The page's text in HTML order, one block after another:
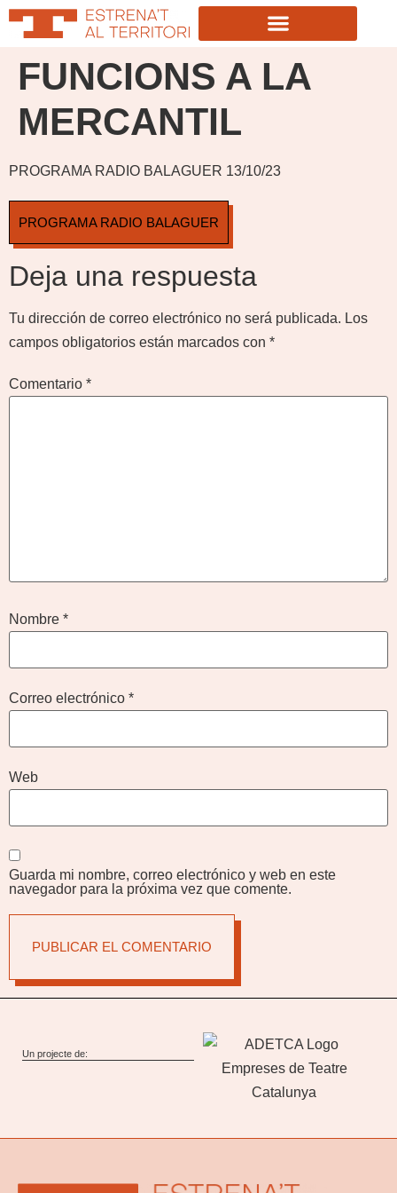
FUNCIONS A LA
MERCANTIL
PROGRAMA RADIO BALAGUER 13/10/23
PROGRAMA RADIO BALAGUER
Deja una respuesta
Tu dirección de correo electrónico no será publicada. Los
campos obligatorios están marcados con *
Comentario *
Nombre *
Correo electrónico *
Web
Guarda mi nombre, correo electrónico y web en este
navegador para la próxima vez que comente.
Un projecte de: